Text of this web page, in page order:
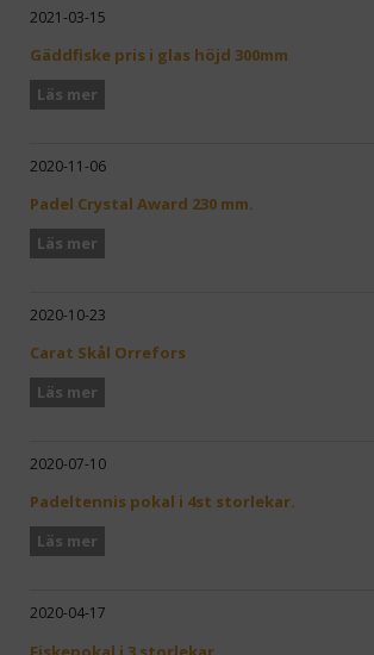
2021-03-15
Gäddfiske pris i glas höjd 300mm
Läs mer
2020-11-06
Padel Crystal Award 230 mm.
Läs mer
2020-10-23
Carat Skål Orrefors
Läs mer
2020-07-10
Padeltennis pokal i 4st storlekar.
Läs mer
2020-04-17